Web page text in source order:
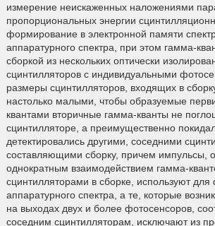
измерение неискаженных наложениями
пропорциональных энергии
формирование в электронной памяти
аппаратурного спектра, при этом гамма-
сборкой из нескольких оптически
сцинтилляторов с индивидуальными
размеры сцинтилляторов, входящих в
настолько малыми, чтобы образуемые
квантами вторичные гамма-кванты не
сцинтилляторе, а преимущественно
детектировались другими, соседними
составляющими сборку, причем импульсы,
однократным взаимодействием гамма-
сцинтилляторами в сборке, используют
аппаратурного спектра, а те, которые
на выходах двух и более фотосенсоров,
соседним сцинтилляторам, исключают из